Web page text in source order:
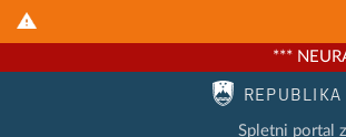
***
Nadaljuj na vsebino zaprtega portala
Spletni portal